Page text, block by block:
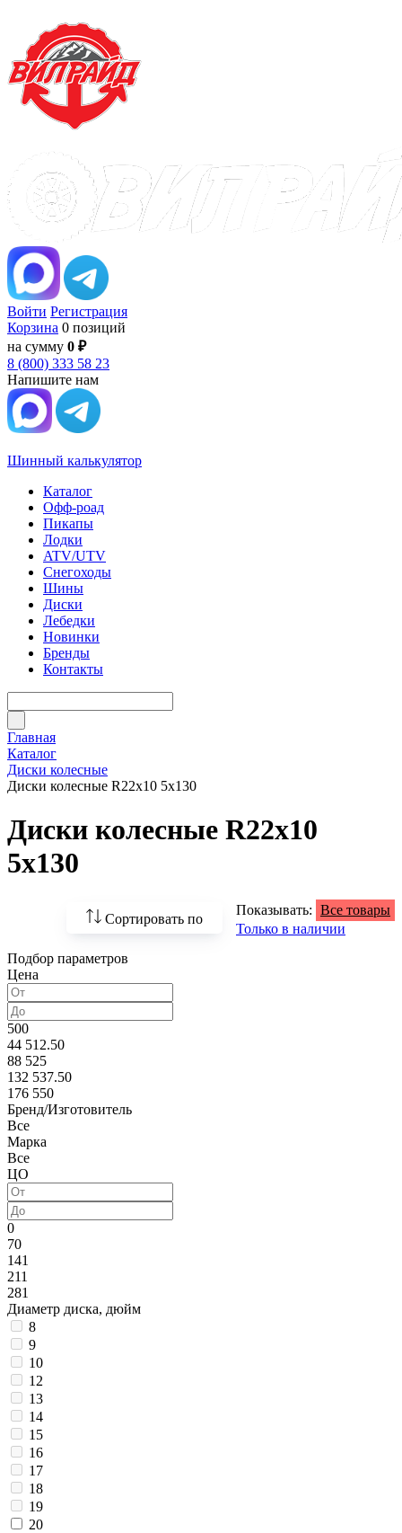
Войти Регистрация
Корзина 0 позиций
на сумму 0 ₽
8 (800) 333 58 23
Напишите нам
Шинный калькулятор
Каталог
Офф-роад
Пикапы
Лодки
ATV/UTV
Снегоходы
Шины
Диски
Лебедки
Новинки
Бренды
Контакты
Главная
Каталог
Диски колесные
Диски колесные R22x10 5x130
Диски колесные R22x10
5x130
Сортировать по
По возрастанию
По популярности
Показывать: Все товары
Только в наличии
Подбор параметров
Цена
500
44 512.50
88 525
132 537.50
176 550
Бренд/Изготовитель
Все
Марка
Все
ЦО
0
70
141
211
281
Диаметр диска, дюйм
8
9
10
12
13
14
15
16
17
18
19
20